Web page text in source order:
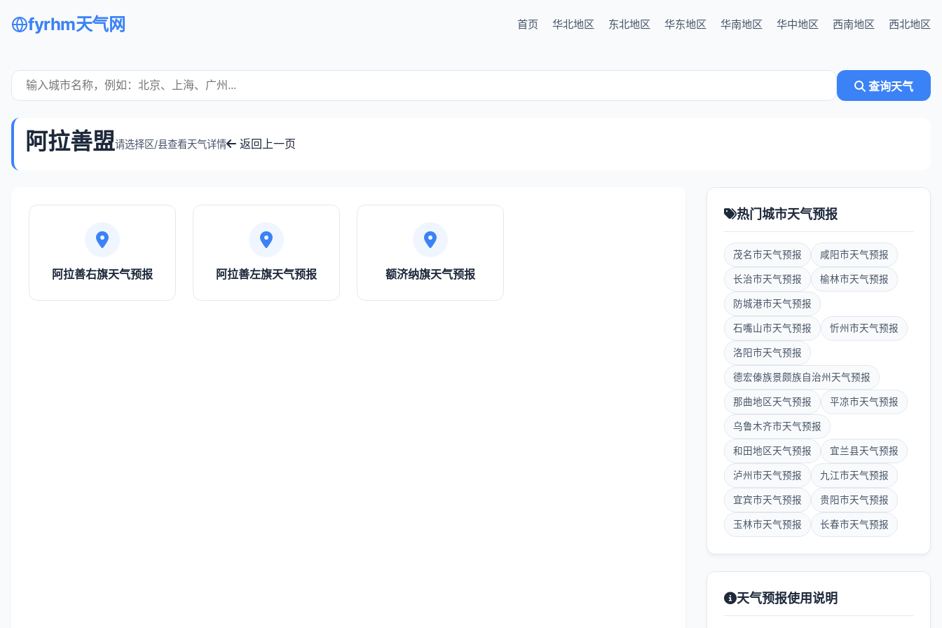
fyrhm天气网 首页 华北地区 东北地区 华东地区 华南地区 华中地区 西南地区 西北地区
查询天气
阿拉善盟请选择区/县查看天气详情 返回上一页
阿拉善右旗天气预报 阿拉善左旗天气预报 额济纳旗天气预报
热门城市天气预报
茂名市天气预报 咸阳市天气预报
长治市天气预报 榆林市天气预报
防城港市天气预报
石嘴山市天气预报 忻州市天气预报
洛阳市天气预报
德宏傣族景颇族自治州天气预报
那曲地区天气预报 平凉市天气预报
乌鲁木齐市天气预报
和田地区天气预报 宜兰县天气预报
泸州市天气预报 九江市天气预报
宜宾市天气预报 贵阳市天气预报
玉林市天气预报 长春市天气预报
天气预报使用说明